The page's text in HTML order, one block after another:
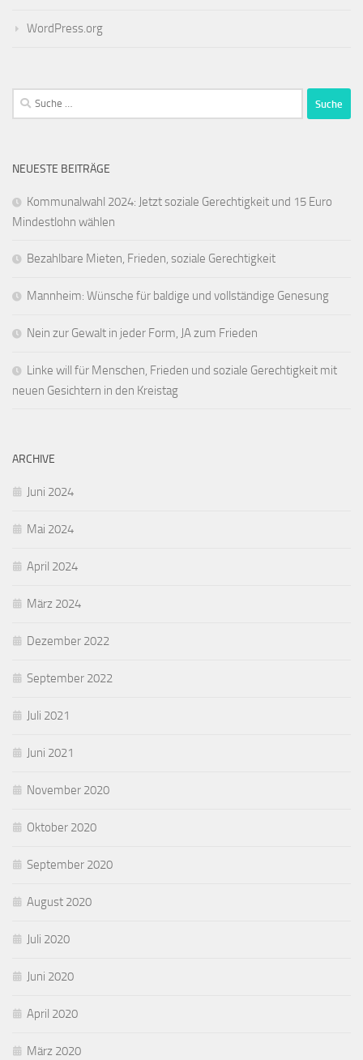
WordPress.org
Suche
nach:
NEUESTE BEITRÄGE
Kommunalwahl 2024: Jetzt soziale Gerechtigkeit und 15 Euro
Mindestlohn wählen
Bezahlbare Mieten, Frieden, soziale Gerechtigkeit
Mannheim: Wünsche für baldige und vollständige Genesung
Nein zur Gewalt in jeder Form, JA zum Frieden
Linke will für Menschen, Frieden und soziale Gerechtigkeit mit
neuen Gesichtern in den Kreistag
ARCHIVE
Juni 2024
Mai 2024
April 2024
März 2024
Dezember 2022
September 2022
Juli 2021
Juni 2021
November 2020
Oktober 2020
September 2020
August 2020
Juli 2020
Juni 2020
April 2020
März 2020